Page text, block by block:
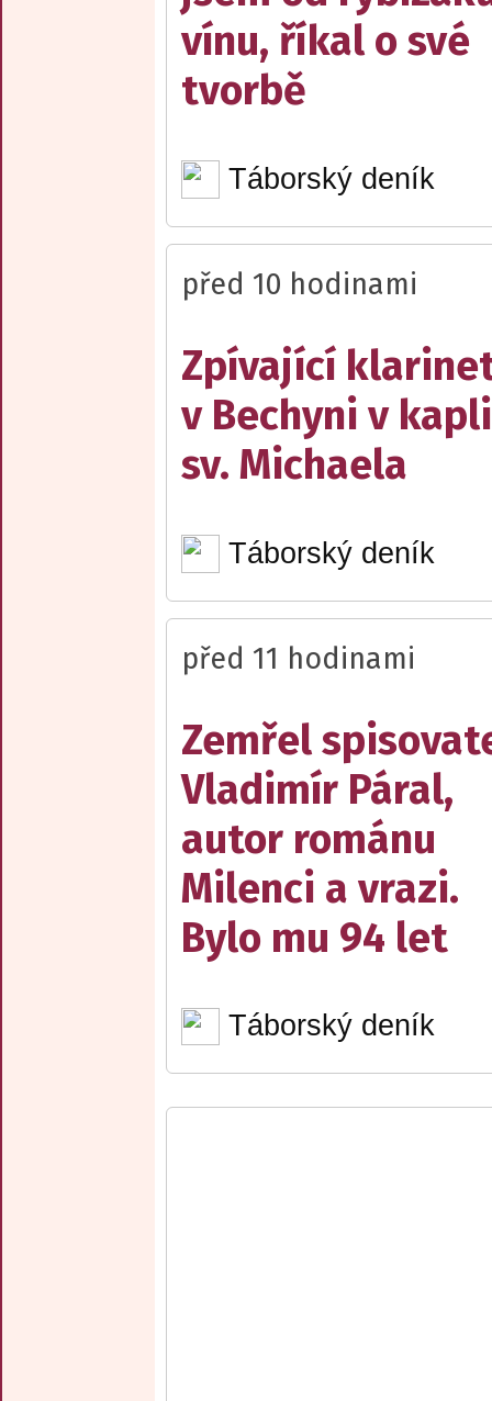
vínu, říkal o své
tvorbě
Táborský deník
před 10 hodinami
Zpívající
v Bechyni v kapli
sv. Michaela
Táborský deník
před 11 hodinami
Zemřel
Vladimír Páral,
autor románu
Milenci a vrazi.
Bylo mu 94 let
Táborský deník